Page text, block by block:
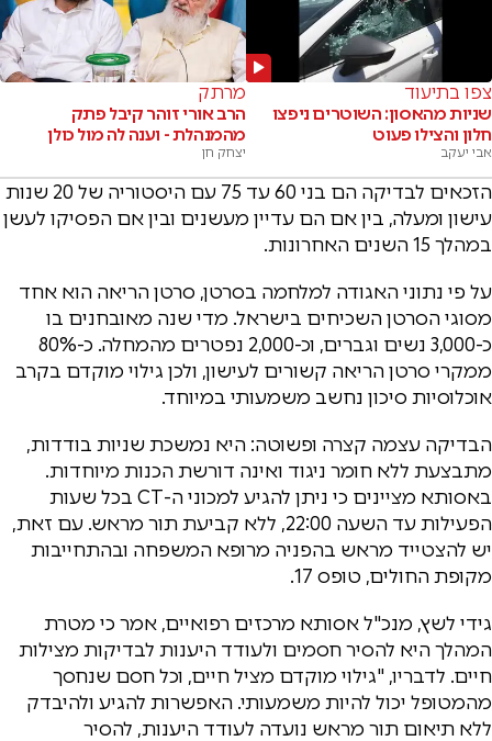
צפו בתיעוד
שניות מהאסון: השוטרים ניפצו
חלון והצילו פעוט
אבי יעקב
מרתק
הרב אורי זוהר קיבל פתק
מהמנהלת - וענה לה מול כולן
יצחק חן
הזכאים לבדיקה הם בני 60 עד 75 עם היסטוריה של 20 שנות
עישון ומעלה, בין אם הם עדיין מעשנים ובין אם הפסיקו לעשן
במהלך 15 השנים האחרונות.
על פי נתוני האגודה למלחמה בסרטן, סרטן הריאה הוא אחד
מסוגי הסרטן השכיחים בישראל. מדי שנה מאובחנים בו
כ-3,000 נשים וגברים, וכ-2,000 נפטרים מהמחלה. כ-80%
ממקרי סרטן הריאה קשורים לעישון, ולכן גילוי מוקדם בקרב
אוכלוסיות סיכון נחשב משמעותי במיוחד.
הבדיקה עצמה קצרה ופשוטה: היא נמשכת שניות בודדות,
מתבצעת ללא חומר ניגוד ואינה דורשת הכנות מיוחדות.
באסותא מציינים כי ניתן להגיע למכוני ה-CT בכל שעות
הפעילות עד השעה 22:00, ללא קביעת תור מראש. עם זאת,
יש להצטייד מראש בהפניה מרופא המשפחה ובהתחייבות
מקופת החולים, טופס 17.
גידי לשץ, מנכ"ל אסותא מרכזים רפואיים, אמר כי מטרת
המהלך היא להסיר חסמים ולעודד היענות לבדיקות מצילות
חיים. לדבריו, "גילוי מוקדם מציל חיים, וכל חסם שנחסך
מהמטופל יכול להיות משמעותי. האפשרות להגיע ולהיבדק
ללא תיאום תור מראש נועדה לעודד היענות, להסיר